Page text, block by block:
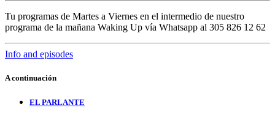
Tu programas de Martes a Viernes en el intermedio de nuestro
programa de la mañana Waking Up vía Whatsapp al 305 826 12 62
Info and episodes
A continuación
EL PARLANTE